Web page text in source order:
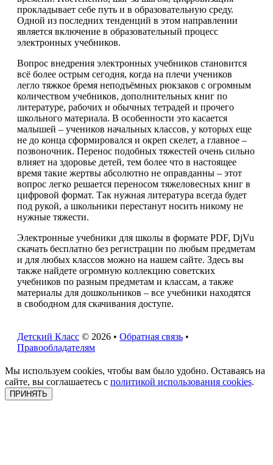
прокладывает себе путь и в образовательную среду.
Одной из последних тенденций в этом направлении
является включение в образовательный процесс
электронных учебников.
Вопрос внедрения электронных учебников становится
всё более острым сегодня, когда на плечи учеников
легло тяжкое бремя неподъёмных рюкзаков с огромным
количеством учебников, дополнительных книг по
литературе, рабочих и обычных тетрадей и прочего
школьного материала. В особенности это касается
малышей – учеников начальных классов, у которых еще
не до конца сформировался и окреп скелет, а главное –
позвоночник. Перенос подобных тяжестей очень сильно
влияет на здоровье детей, тем более что в настоящее
время такие жертвы абсолютно не оправданны – этот
вопрос легко решается переносом тяжеловесных книг в
цифровой формат. Так нужная литература всегда будет
под рукой, а школьники перестанут носить никому не
нужные тяжести.
Электронные учебники для школы в формате PDF, DjVu
скачать бесплатно без регистрации по любым предметам
и для любых классов можно на нашем сайте. Здесь вы
также найдете огромную коллекцию советских
учебников по разным предметам и классам, а также
материалы для дошкольников – все учебники находятся
в свободном для скачивания доступе.
Детский Класс © 2026 • Обратная связь •
Правообладателям
Мы используем cookies, чтобы вам было удобно. Оставаясь на
сайте, вы соглашаетесь с политикой использования cookies.
ПРИНЯТЬ